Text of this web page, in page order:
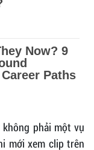
phải một vụ
mới xem clip trên